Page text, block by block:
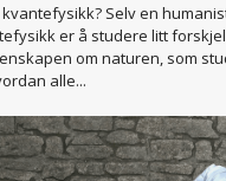
Selv en
er å studere litt
om naturen, som
alle...